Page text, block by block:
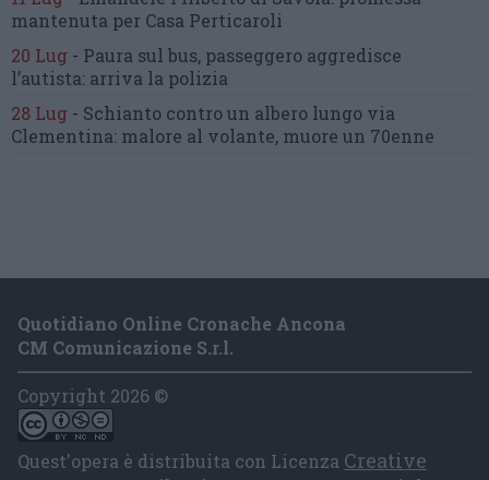
mantenuta per Casa Perticaroli
20 Lug - Paura sul bus, passeggero aggredisce
l’autista: arriva la polizia
28 Lug - Schianto contro un albero lungo via
Clementina: malore al volante, muore un 70enne
Quotidiano Online Cronache Ancona
CM Comunicazione S.r.l.
Copyright 2026 ©
Quest'opera è distribuita con Licenza Creative